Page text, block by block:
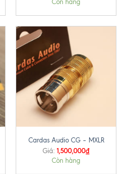
Còn hàng
Cardas Audio CG – MXLR
Giá: 1,500,000₫
Còn hàng